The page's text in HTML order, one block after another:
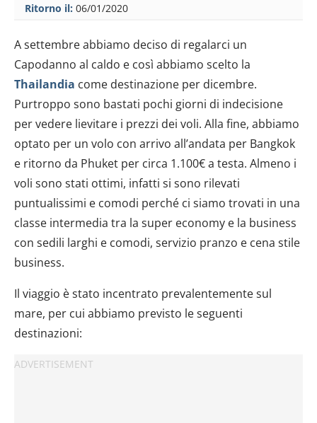
Ritorno il: 06/01/2020
A settembre abbiamo deciso di regalarci un
Capodanno al caldo e così abbiamo scelto la
Thailandia come destinazione per dicembre.
Purtroppo sono bastati pochi giorni di indecisione
per vedere lievitare i prezzi dei voli. Alla fine, abbiamo
optato per un volo con arrivo all’andata per Bangkok
e ritorno da Phuket per circa 1.100€ a testa. Almeno i
voli sono stati ottimi, infatti si sono rilevati
puntualissimi e comodi perché ci siamo trovati in una
classe intermedia tra la super economy e la business
con sedili larghi e comodi, servizio pranzo e cena stile
business.
Il viaggio è stato incentrato prevalentemente sul
mare, per cui abbiamo previsto le seguenti
destinazioni: